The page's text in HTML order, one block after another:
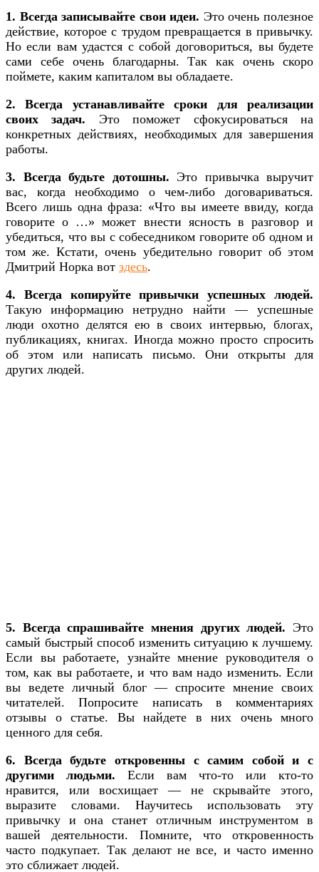
1. Всегда записывайте свои идеи. Это очень полезное
действие, которое с трудом превращается в привычку.
Но если вам удастся с собой договориться, вы будете
сами себе очень благодарны. Так как очень скоро
поймете, каким капиталом вы обладаете.
2. Всегда устанавливайте сроки для реализации
своих задач. Это поможет сфокусироваться на
конкретных действиях, необходимых для завершения
работы.
3. Всегда будьте дотошны. Это привычка выручит
вас, когда необходимо о чем-либо договариваться.
Всего лишь одна фраза: «Что вы имеете ввиду, когда
говорите о …» может внести ясность в разговор и
убедиться, что вы с собеседником говорите об одном и
том же. Кстати, очень убедительно говорит об этом
Дмитрий Норка вот здесь.
4. Всегда копируйте привычки успешных людей.
Такую информацию нетрудно найти — успешные
люди охотно делятся ею в своих интервью, блогах,
публикациях, книгах. Иногда можно просто спросить
об этом или написать письмо. Они открыты для
других людей.
5. Всегда спрашивайте мнения других людей. Это
самый быстрый способ изменить ситуацию к лучшему.
Если вы работаете, узнайте мнение руководителя о
том, как вы работаете, и что вам надо изменить. Если
вы ведете личный блог — спросите мнение своих
читателей. Попросите написать в комментариях
отзывы о статье. Вы найдете в них очень много
ценного для себя.
6. Всегда будьте откровенны с самим собой и с
другими людьми. Если вам что-то или кто-то
нравится, или восхищает — не скрывайте этого,
выразите словами. Научитесь использовать эту
привычку и она станет отличным инструментом в
вашей деятельности. Помните, что откровенность
часто подкупает. Так делают не все, и часто именно
это сближает людей.